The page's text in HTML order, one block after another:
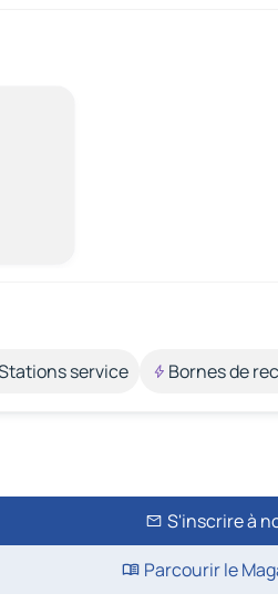
service Bornes de
S'inscrire à
Parcourir le